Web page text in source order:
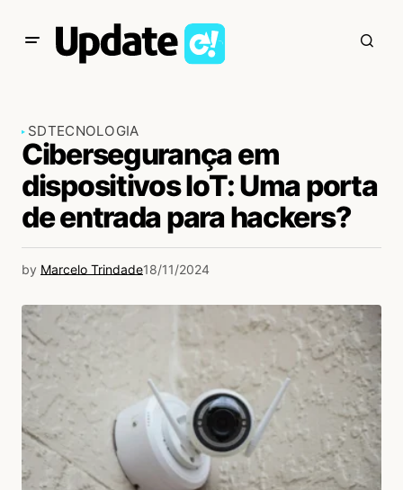
SDTECNOLOGIA
Cibersegurança em
dispositivos IoT: Uma porta
de entrada para hackers?
by Marcelo Trindade18/11/2024